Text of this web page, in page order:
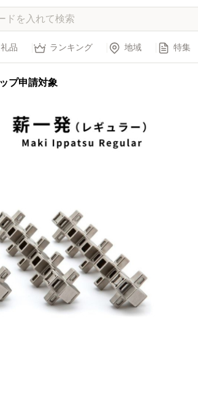
品 ランキング 地域 特集
プ申請対象